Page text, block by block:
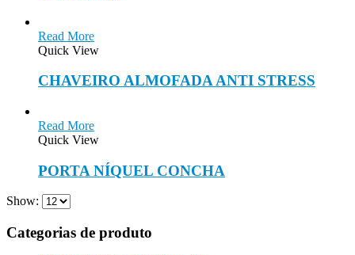
Read More
Quick View
CHAVEIRO ALMOFADA ANTI STRESS
Read More
Quick View
PORTA NÍQUEL CONCHA
Show:
Categorias de produto